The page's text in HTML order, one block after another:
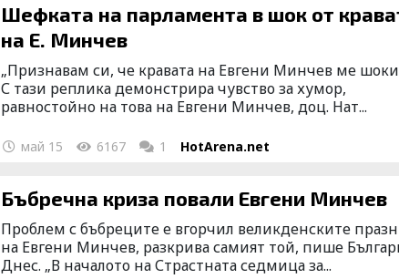
Шефката на парламента в шок от
на Е. Минчев
„Признавам си, че кравата на Евгени Минчев ме
С тази реплика демонстрира чувство за хумор,
равностойно на това на Евгени Минчев, доц. Нат...
май 15 6167 1 HotArena.net
Бъбречна криза повали Евгени Минчев
Проблем с бъбреците е вгорчил великденските
на Евгени Минчев, разкрива самият той, пише
Днес. „В началото на Страстната седмица за...